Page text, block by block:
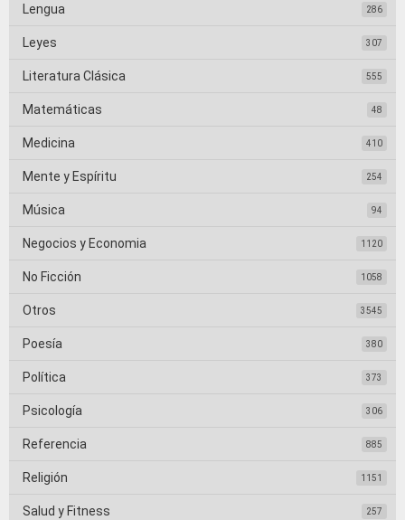
Lengua 286
Leyes 307
Literatura Clásica 555
Matemáticas 48
Medicina 410
Mente y Espíritu 254
Música 94
Negocios y Economia 1120
No Ficción 1058
Otros 3545
Poesía 380
Política 373
Psicología 306
Referencia 885
Religión 1151
Salud y Fitness 257